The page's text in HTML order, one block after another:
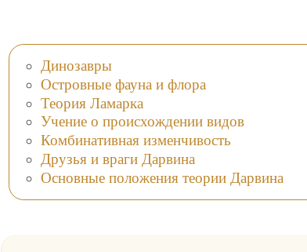
Динозавры
Островные фауна и флора
Теория Ламарка
Учение о происхождении видов
Комбинативная изменчивость
Друзья и враги Дарвина
Основные положения теории Дарвина